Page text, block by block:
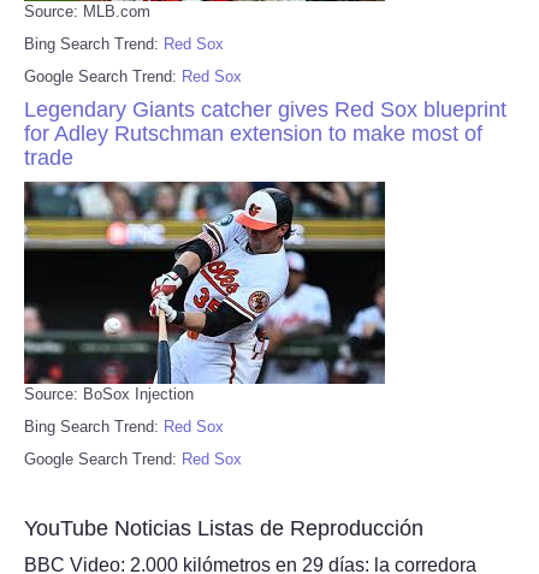
Source: MLB.com
Bing Search Trend: Red Sox
Google Search Trend: Red Sox
Legendary Giants catcher gives Red Sox blueprint
for Adley Rutschman extension to make most of
trade
Source: BoSox Injection
Bing Search Trend: Red Sox
Google Search Trend: Red Sox
YouTube Noticias Listas de Reproducción
BBC Video: ‍2.000 kilómetros en 29 días: la corredora